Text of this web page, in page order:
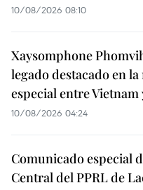
10/08/2026 08:10
Xaysomphone
legado destacado en
especial entre Vietnam
10/08/2026 04:24
Comunicado especial
Central del PPRL de